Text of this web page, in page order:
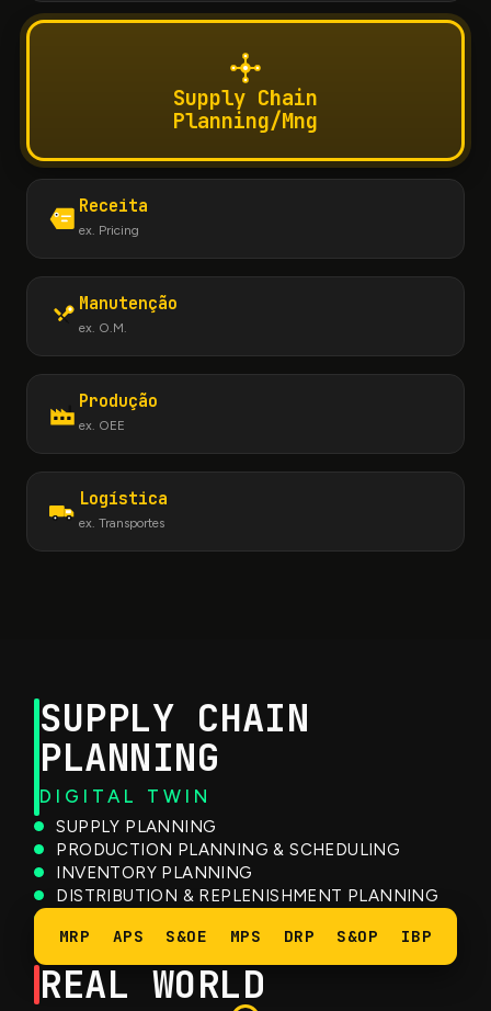
Supply Chain
Planning/Mng
Receita
ex. Pricing
Manutenção
ex. O.M.
Produção
ex. OEE
Logística
ex. Transportes
SUPPLY CHAIN
PLANNING
DIGITAL TWIN
SUPPLY PLANNING
PRODUCTION PLANNING & SCHEDULING
INVENTORY PLANNING
DISTRIBUTION & REPLENISHMENT PLANNING
MRP APS S&OE MPS DRP S&OP IBP
REAL WORLD